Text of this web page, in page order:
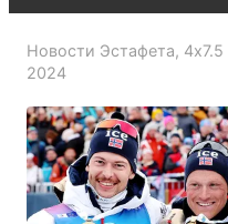
Новости Эстафета,
2024